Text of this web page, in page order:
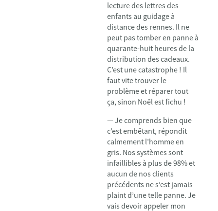
lecture des lettres des
enfants au guidage à
distance des rennes. Il ne
peut pas tomber en panne à
quarante-huit heures de la
distribution des cadeaux.
C’est une catastrophe ! Il
faut vite trouver le
problème et réparer tout
ça, sinon Noël est fichu !
— Je comprends bien que
c’est embêtant, répondit
calmement l’homme en
gris. Nos systèmes sont
infaillibles à plus de 98% et
aucun de nos clients
précédents ne s’est jamais
plaint d’une telle panne. Je
vais devoir appeler mon